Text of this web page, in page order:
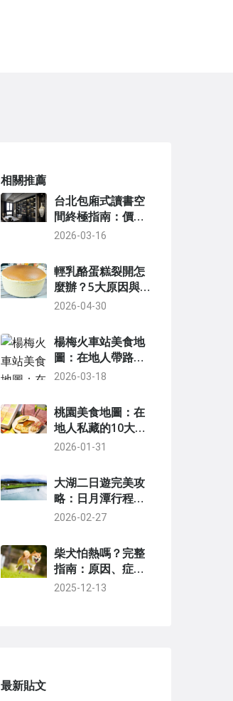
相關推薦
台北包廂式讀書空
間終極指南：價
格、特色、選點秘
2026-03-16
輕乳酪蛋糕裂開怎
麼辦？5大原因與
預防對策
2026-04-30
楊梅火車站美食地
圖：在地人帶路，
步行5分鐘內必吃
2026-03-18
桃園美食地圖：在
地人私藏的10大必
吃小吃與餐廳推薦
2026-01-31
大湖二日遊完美攻
略：日月潭行程、
美食與住宿全解析
2026-02-27
柴犬怕熱嗎？完整
指南：原因、症
狀、預防與照顧方
2025-12-13
最新貼文